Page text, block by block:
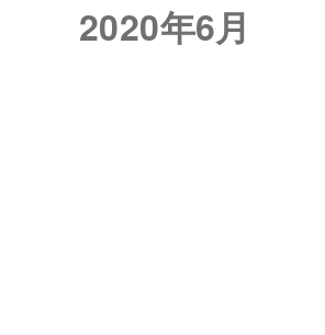
2020年6月